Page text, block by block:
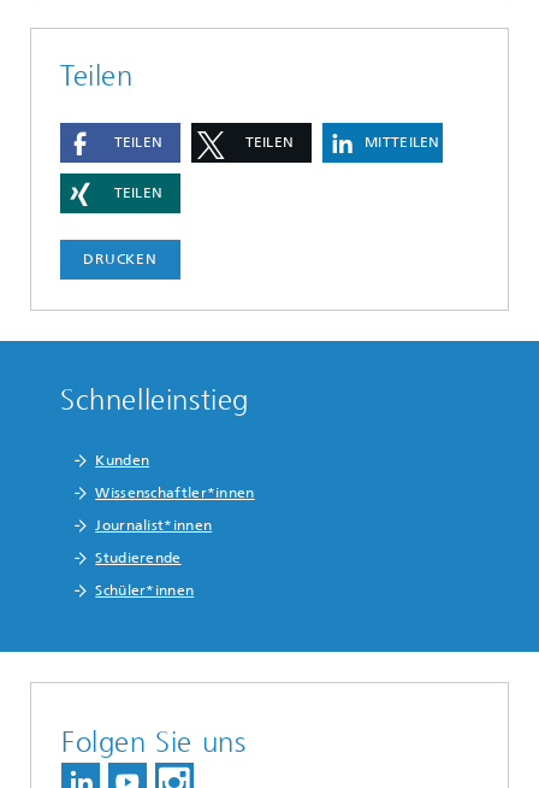
Teilen
TEILEN TEILEN MITTEILEN
TEILEN
DRUCKEN
Schnelleinstieg
Kunden
Wissenschaftler*innen
Journalist*innen
Studierende
Schüler*innen
Folgen Sie uns